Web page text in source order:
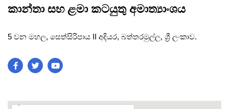
කාන්තා සහ ළමා කටයුතු අමාත්‍යාංශය
5 වන මහල, සෙත්සිරිපාය II අදියර, බත්තරමුල්ල, ශ්‍රී ලංකාව.